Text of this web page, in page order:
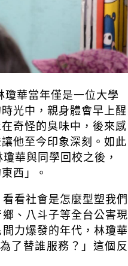
華當年僅是一位大學
光中，親身體會早上醒
奇怪的臭味中，後來感
他至今印象深刻。如此
華與同學回校之後，
西」。
看社會是怎麼型塑我們
、八斗子等全台公害現
力爆發的年代，林瓊華
了替誰服務？」這個反